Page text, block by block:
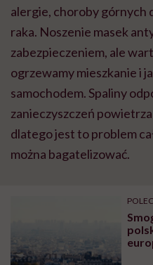
alergie, choroby górnych
raka. Noszenie masek
zabezpieczeniem, ale
ogrzewamy mieszkanie i
samochodem. Spaliny
zanieczyszczeń
dlatego jest to problem
można bagatelizować.